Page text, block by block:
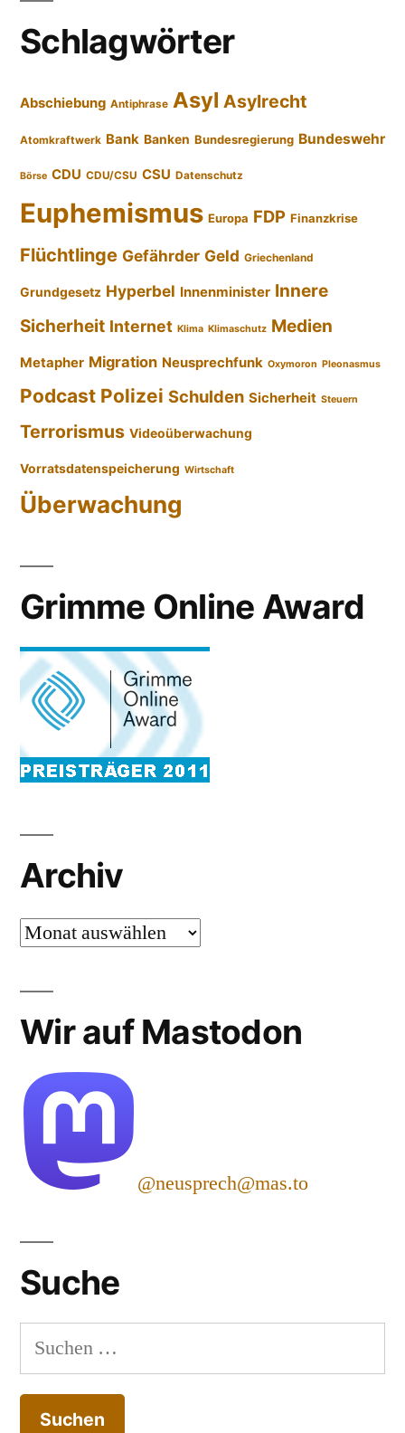
Schlagwörter
Abschiebung Antiphrase Asyl Asylrecht
Atomkraftwerk Bank Banken Bundesregierung Bundeswehr
Börse CDU CDU/CSU CSU Datenschutz
Euphemismus Europa FDP Finanzkrise
Flüchtlinge Gefährder Geld Griechenland
Grundgesetz Hyperbel Innenminister Innere
Sicherheit Internet Klima Klimaschutz Medien
Metapher Migration Neusprechfunk Oxymoron Pleonasmus
Podcast Polizei Schulden Sicherheit Steuern
Terrorismus Videoüberwachung
Vorratsdatenspeicherung Wirtschaft
Überwachung
Grimme Online Award
Archiv
Archiv
Wir auf Mastodon
@neusprech@mas.to
Suche
Suchen
nach: